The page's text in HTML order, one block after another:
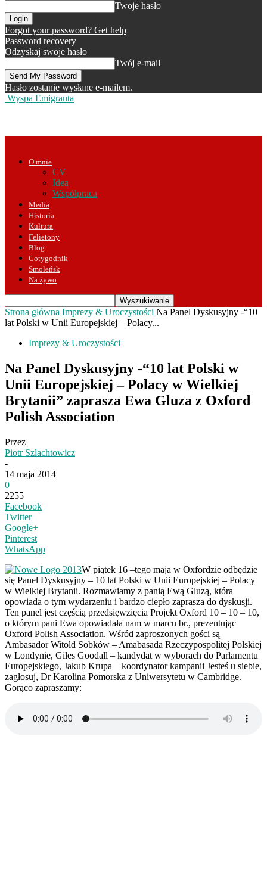
Twoje hasło
Forgot your password? Get help
Password recovery
Odzyskaj swoje hasło
Twój e-mail
Hasło zostanie wysłane e-mailem.
Wyspa Emigranta
O mnie
CV
Idea
Współpraca
Media
Historia
Kultura
Felietony
Blog
Cotygodnik
Smoleńsk
Na żywo
Strona główna Imprezy & Uroczystości Na Panel Dyskusyjny -“10
lat Polski w Unii Europejskiej – Polacy...
Imprezy & Uroczystości
Na Panel Dyskusyjny -“10 lat Polski w
Unii Europejskiej – Polacy w Wielkiej
Brytanii” zaprasza Ewa Gluza z Oxford
Polish Association
Przez
Piotr Szlachtowicz
-
14 maja 2014
0
2255
Facebook
Twitter
Google+
Pinterest
WhatsApp
W piątek 16 –tego maja w Oxfordzie odbędzie
się Panel Dyskusyjny – 10 lat Polski w Unii Europejskiej – Polacy
w Wielkiej Brytanii. Rozmawiamy z panią Ewą Gluzą, która
opowiada o tym wydarzeniu i bardzo ciepło zaprasza do dyskusji.
Ten panel jest częścią przedsięwzięcia Projekt Oxford 10 – 10 – 10,
o którym pani Ewa opowiadała nam w marcu br., prezentując
Oxford Polish Association. Wśród zaproszonych gości są
Ambasador Witold Sobków – Amabasada Rzeczypospolitej Polskiej
w Londynie, Giles Goodall – kandydat w wyborach do Parlamentu
Europejskiego, Jakub Krupa – koordynator kampanii Jesteś u siebie,
zagłosuj, Dr Karolina Pomorska z Uniwersytetu w Cambridge.
Gorąco zapraszamy: